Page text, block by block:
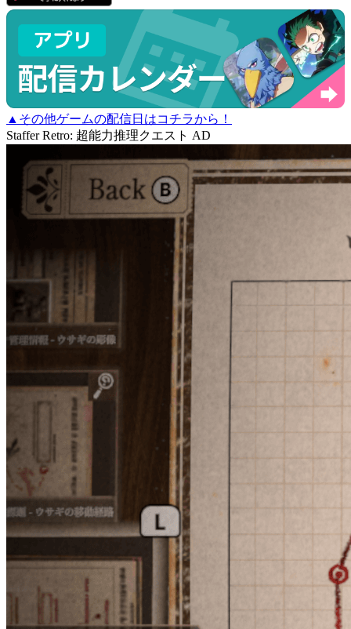
▲その他ゲームの配信日はコチラから！
Staffer Retro: 超能力推理クエスト AD